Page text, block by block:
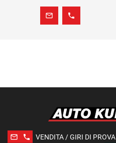
mail_outline phone
mail_outline phone VENDITA / GIRI DI PROVA